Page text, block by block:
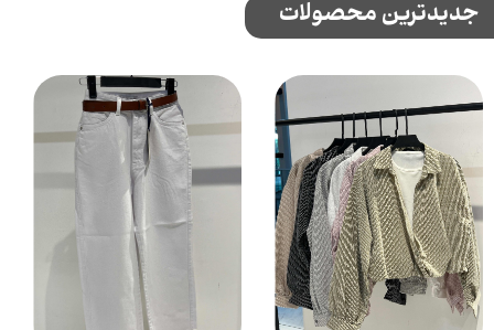
جدیدترین محصولات